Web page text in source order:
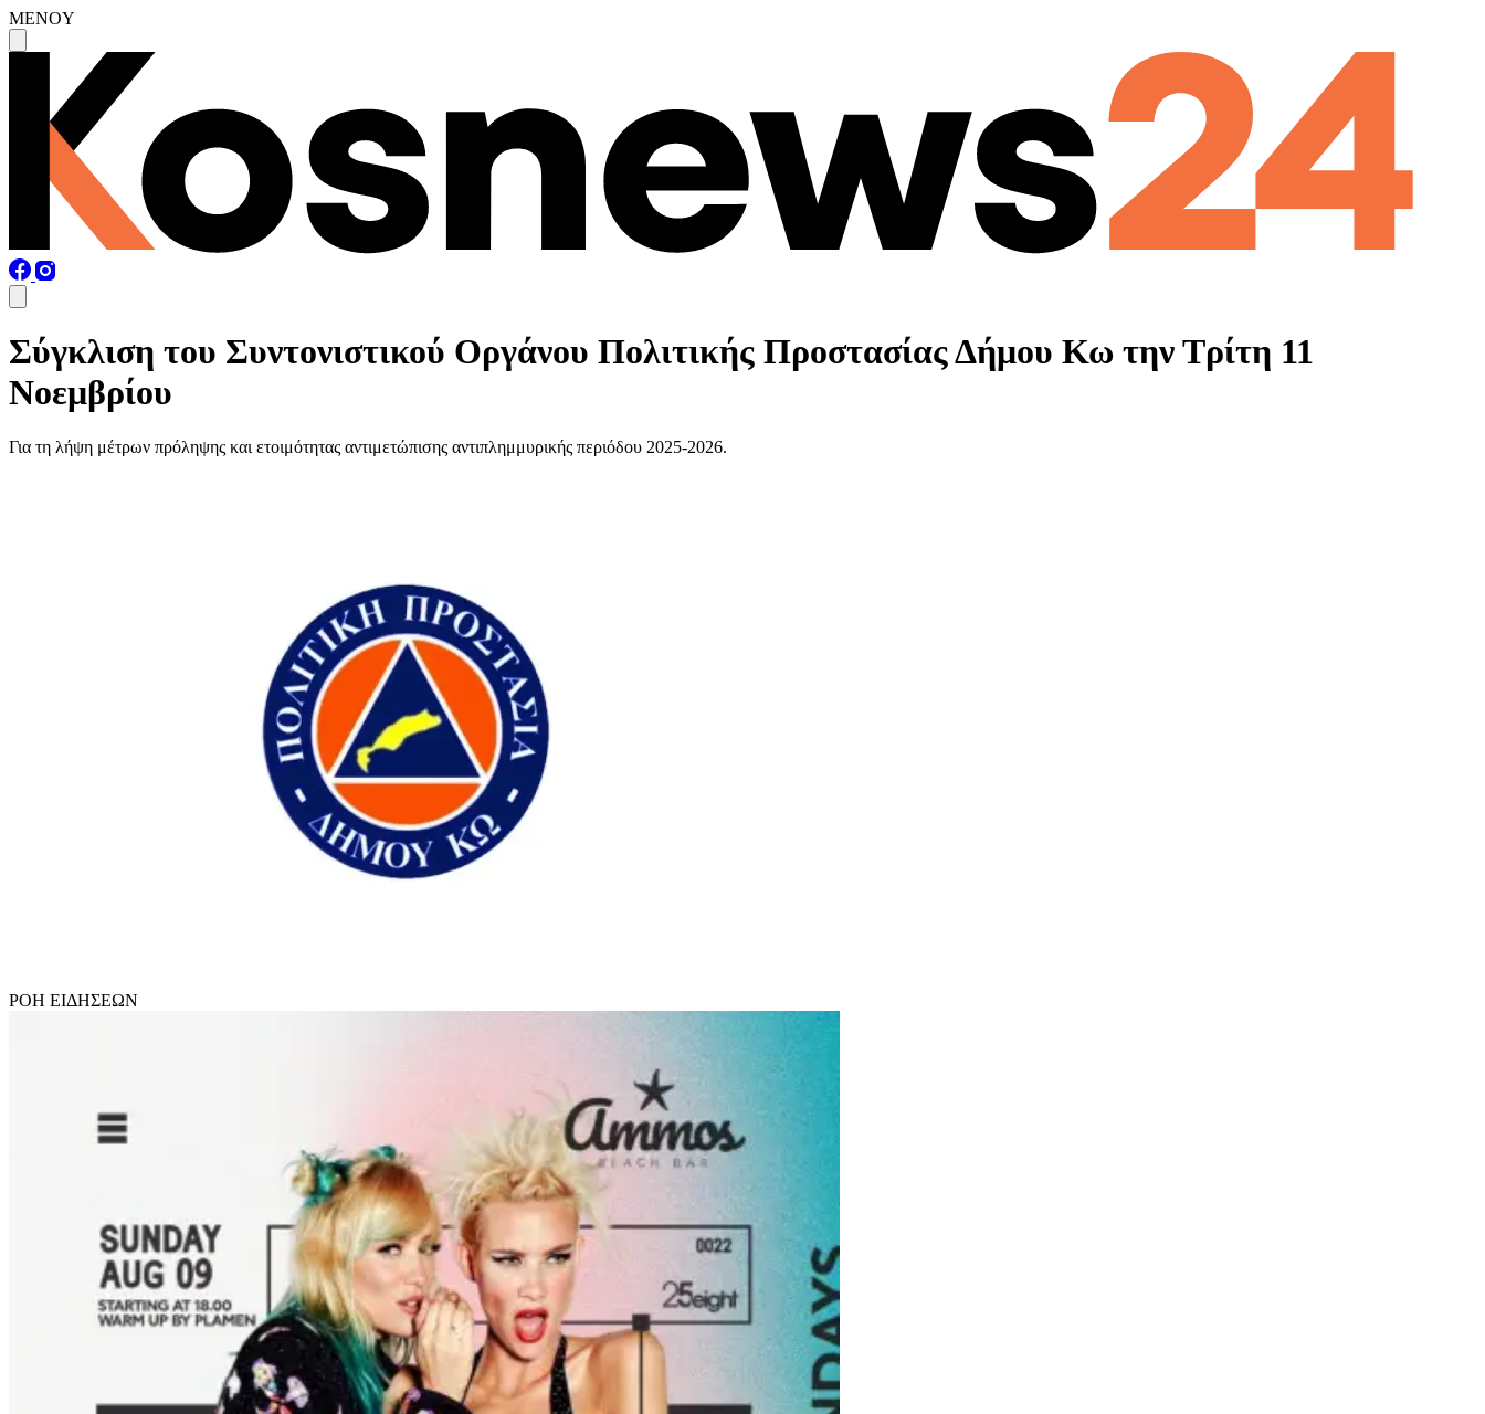
MENOY
Σύγκλιση του Συντονιστικού Οργάνου Πολιτικής Προστασίας Δήμου Κω την Τρίτη 11
Νοεμβρίου
Για τη λήψη μέτρων πρόληψης και ετοιμότητας αντιμετώπισης αντιπλημμυρικής περιόδου 2025-2026.
ΡΟΗ ΕΙΔΗΣΕΩΝ